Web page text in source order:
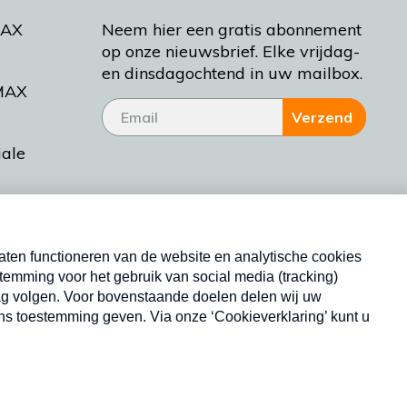
Bakt
Neem hier een gratis abonnement
op onze nieuwsbrief. Elke vrijdag-
en dinsdagochtend in uw mailbox.
Verzend
Nieuwsbrief
Neem hier een gratis abonnement op onze